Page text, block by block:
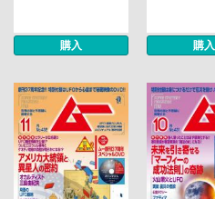
購入 購入